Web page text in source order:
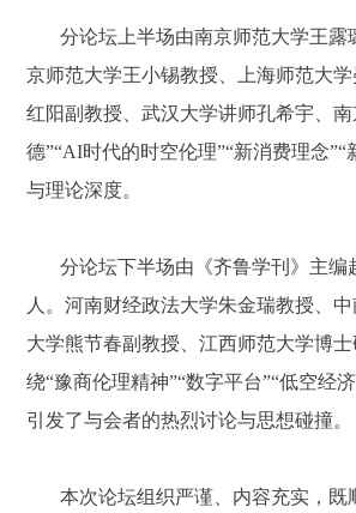
分论坛上半场由南京师范大学王
京师范大学王小锡教授、上海师范大
红阳副教授、武汉大学讲师孔希宇、
德”“AI时代的时空伦理”“新消费理念
与理论深度。
分论坛下半场由《齐鲁学刊》主
人。河南财经政法大学朱金瑞教授、
大学熊节春副教授、江西师范大学博
绕“豫商伦理精神”“数字平台”“低空经
引发了与会者的热烈讨论与思想碰撞。
本次论坛组织严谨、内容充实，